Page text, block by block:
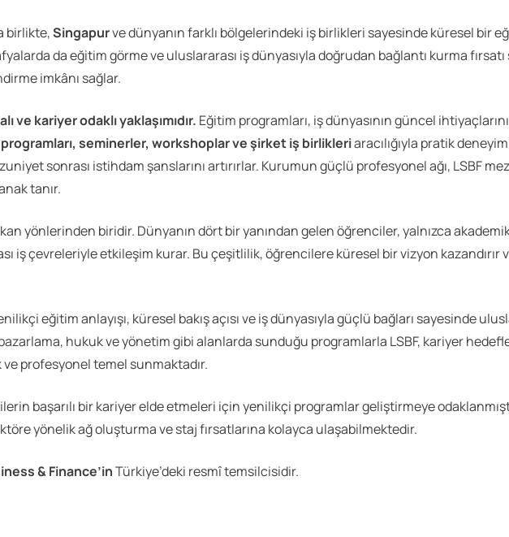
birlikte,Singapurve dünyanın farklı bölgelerindeki iş birlikleri sayesinde küresel bir
da eğitim görme ve uluslararası iş dünyasıyla doğrudan bağlantı kurma fırsatı
imkânı sağlar.
ve kariyer odaklı yaklaşımıdır. Eğitim programları, iş dünyasının güncel
seminerler, workshoplar ve şirket iş birlikleriaracılığıyla pratik
sonrası istihdam şanslarını artırırlar. Kurumun güçlü profesyonel ağı, LSBF
tanır.
yönlerinden biridir. Dünyanın dört bir yanından gelen öğrenciler, yalnızca
iş çevreleriyle etkileşim kurar. Bu çeşitlilik, öğrencilere küresel bir vizyon kazandırır
eğitim anlayışı, küresel bakış açısı ve iş dünyasıyla güçlü bağları sayesinde
hukuk ve yönetim gibi alanlarda sunduğu programlarla LSBF, kariyer
profesyonel temel sunmaktadır.
başarılı bir kariyer elde etmeleri için yenilikçi programlar geliştirmeye
yönelik ağ oluşturma ve staj fırsatlarına kolayca ulaşabilmektedir.
& Finance’inTürkiye’deki resmî temsilcisidir.